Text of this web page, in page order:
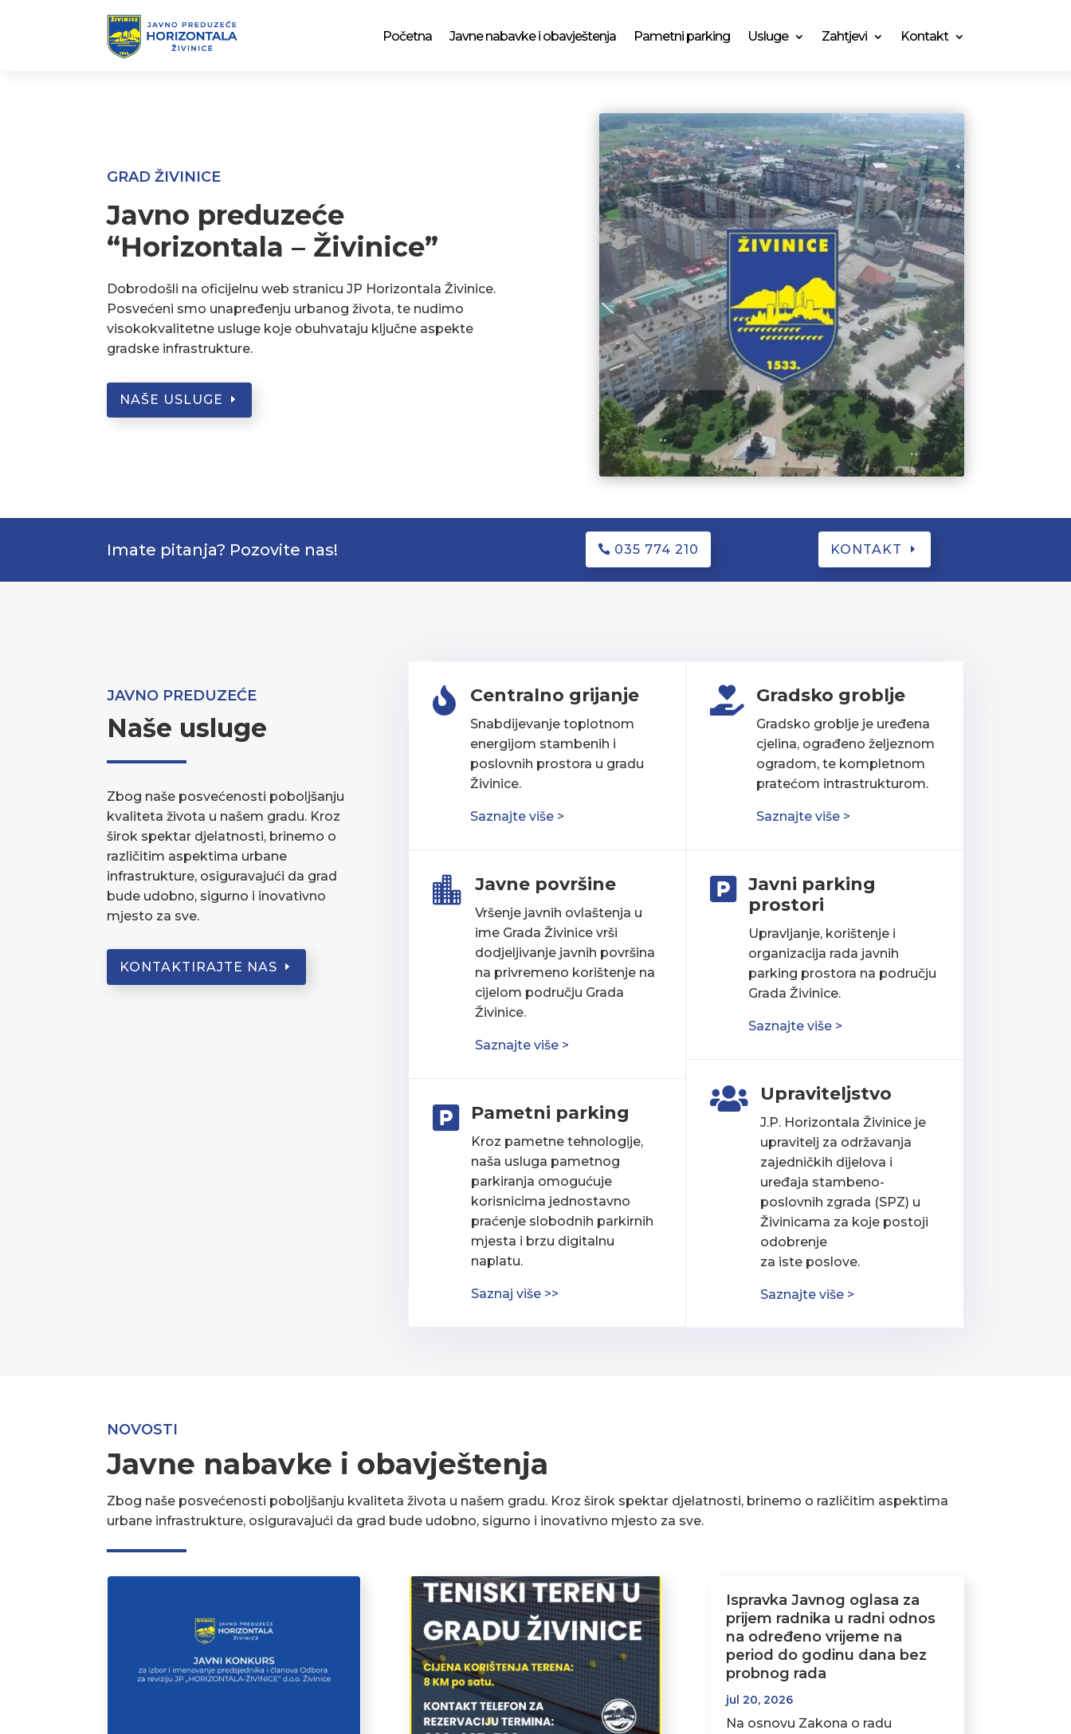
Početna Javne nabavke i obavještenja Pametni parking Usluge Zahtjevi Kontakt
GRAD ŽIVINICE
Javno preduzeće
“Horizontala – Živinice”
Dobrodošli na oficijelnu web stranicu JP Horizontala Živinice.
Posvećeni smo unapređenju urbanog života, te nudimo
visokokvalitetne usluge koje obuhvataju ključne aspekte
gradske infrastrukture.
NAŠE USLUGE
Imate pitanja? Pozovite nas! 035 774 210 KONTAKT
JAVNO PREDUZEĆE
Naše usluge
Zbog naše posvećenosti poboljšanju
kvaliteta života u našem gradu. Kroz
širok spektar djelatnosti, brinemo o
različitim aspektima urbane
infrastrukture, osiguravajući da grad
bude udobno, sigurno i inovativno
mjesto za sve.
KONTAKTIRAJTE NAS
 Centralno grijanje
Snabdijevanje toplotnom
energijom stambenih i
poslovnih prostora u gradu
Živinice.
Saznajte više >
 Javne površine
Vršenje javnih ovlaštenja u
ime Grada Živinice vrši
dodjeljivanje javnih površina
na privremeno korištenje na
cijelom području Grada
Živinice.
Saznajte više >
 Pametni parking
Kroz pametne tehnologije,
naša usluga pametnog
parkiranja omogućuje
korisnicima jednostavno
praćenje slobodnih parkirnih
mjesta i brzu digitalnu
naplatu.
Saznaj više >>
 Gradsko groblje
Gradsko groblje je uređena
cjelina, ograđeno željeznom
ogradom, te kompletnom
pratećom intrastrukturom.
Saznajte više >

Javni parking
prostori
Upravljanje, korištenje i
organizacija rada javnih
parking prostora na području
Grada Živinice.
Saznajte više >
 Upraviteljstvo
J.P. Horizontala Živinice je
upravitelj za održavanja
zajedničkih dijelova i
uređaja stambeno-
poslovnih zgrada (SPZ) u
Živinicama za koje postoji
odobrenje
za iste poslove.
Saznajte više >
NOVOSTI
Javne nabavke i obavještenja
Zbog naše posvećenosti poboljšanju kvaliteta života u našem gradu. Kroz širok spektar djelatnosti, brinemo o različitim aspektima
urbane infrastrukture, osiguravajući da grad bude udobno, sigurno i inovativno mjesto za sve.
Ispravka Javnog oglasa za
prijem radnika u radni odnos
na određeno vrijeme na
period do godinu dana bez
probnog rada
jul 20, 2026
Na osnovu Zakona o radu